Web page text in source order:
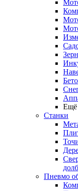
Ещё
Станки
Пневмо